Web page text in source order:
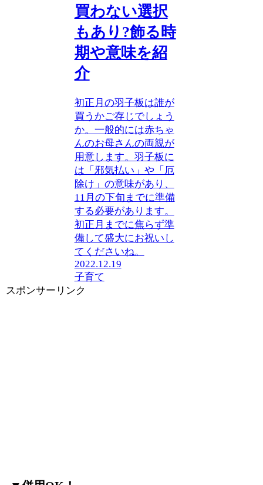
買わない選択
もあり?飾る時
期や意味を紹
介
初正月の羽子板は誰が
買うかご存じでしょう
か。一般的には赤ちゃ
んのお母さんの両親が
用意します。羽子板に
は「邪気払い」や「厄
除け」の意味があり、
11月の下旬までに準備
する必要があります。
初正月までに焦らず準
備して盛大にお祝いし
てくださいね。
2022.12.19
子育て
スポンサーリンク